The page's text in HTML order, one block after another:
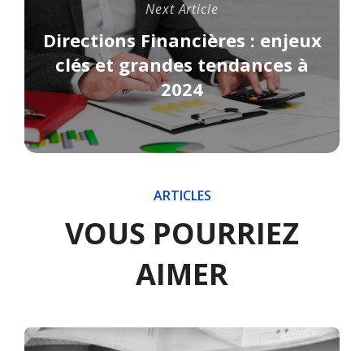
Next Article
Directions Financières : enjeux
clés et grandes tendances à
2024
ARTICLES
VOUS POURRIEZ
AIMER